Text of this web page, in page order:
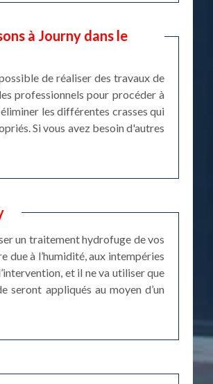
à Journy dans le
de réaliser des travaux de
professionnels pour procéder à
les différentes crasses qui
Si vous avez besoin d'autres
un traitement hydrofuge de vos
due à l’humidité, aux intempéries
et il ne va utiliser que
seront appliqués au moyen d’un